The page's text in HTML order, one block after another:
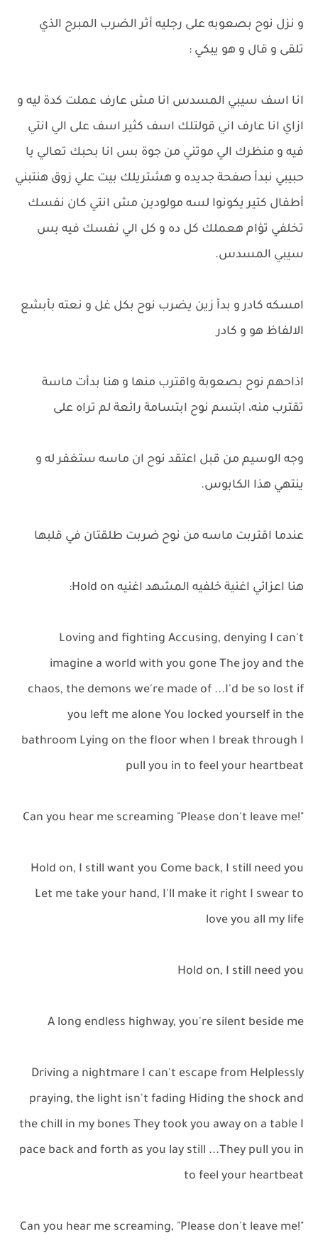
و نزل نوح بصعوبه على رجليه أثر الضرب المبرح الذي
تلقى و قال و هو يبكي :
انا اسف سيبي المسدس انا مش عارف عملت كدة ليه و
ازاي انا عارف اني قولتلك اسف كثير اسف على الي انتي
فيه و منظرك الي موتني من جوة بس انا بحبك تعالي يا
حبيبي نبدأ صفحة جديده و هشتريلك بيت علي زوق هنتبني
أطفال كتير يكونوا لسه مولودين مش انتي كان نفسك
تخلفي تؤام هعملك كل ده و كل الي نفسك فيه بس
سيبي المسدس.
امسكه كادر و بدأ زين يضرب نوح بكل غل و نعته بأبشع
الالفاظ هو و كادر
اذاحهم نوح بصعوبة واقترب منها و هنا بدأت ماسة
تقترب منه، ابتسم نوح ابتسامة رائعة لم تراه على
وجه الوسيم من قبل اعتقد نوح ان ماسه ستغفر له و
ينتهي هذا الكابوس.
عندما اقتربت ماسه من نوح ضربت طلقتان في قلبها
هنا اعزائي اغنية خلفيه المشهد اغنيه Hold on:
Loving and fighting Accusing, denying I can't
imagine a world with you gone The joy and the
chaos, the demons we're made of ...I'd be so lost if
you left me alone You locked yourself in the
bathroom Lying on the floor when I break through I
pull you in to feel your heartbeat
"!Can you hear me screaming "Please don't leave me
Hold on, I still want you Come back, I still need you
Let me take your hand, I'll make it right I swear to
love you all my life
Hold on, I still need you
A long endless highway, you're silent beside me
Driving a nightmare I can't escape from Helplessly
praying, the light isn't fading Hiding the shock and
the chill in my bones They took you away on a table I
pace back and forth as you lay still ...They pull you in
to feel your heartbeat
"!Can you hear me screaming, "Please don't leave me